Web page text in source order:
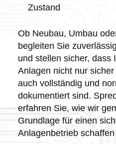
Zustand
Ob Neubau, Umbau
begleiten Sie
und stellen sicher, dass
Anlagen nicht nur
auch vollständig und
dokumentiert sind.
erfahren Sie, wie wir
Grundlage für einen
Anlagenbetrieb